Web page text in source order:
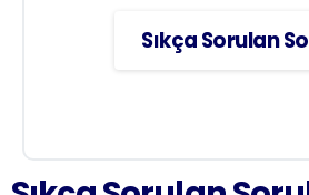
Sıkça Sorulan